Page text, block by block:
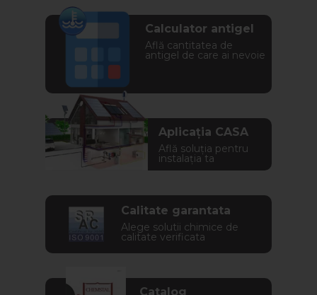
Calculator antigel
Află cantitatea de
antigel de care ai nevoie
Aplicația CASA
Află soluția pentru
instalația ta
Calitate garantata
Alege solutii chimice de
calitate verificata
Catalog